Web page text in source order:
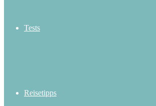
Tests
Reisetipps